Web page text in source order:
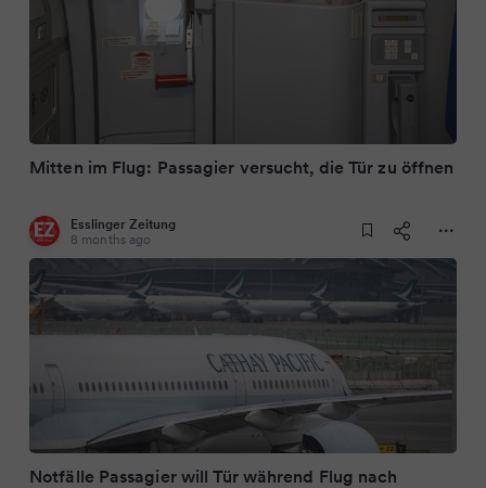
Mitten im Flug: Passagier versucht, die Tür zu öffnen
Esslinger Zeitung
8 months ago
Notfälle Passagier will Tür während Flug nach